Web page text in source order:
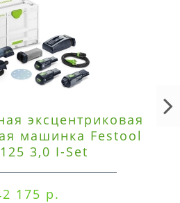
эксцентриковая
машинка Festool
125 3,0 I-Set
175 р.